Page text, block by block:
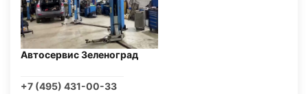
Автосервис Зеленоград
+7 (495) 431-00-33